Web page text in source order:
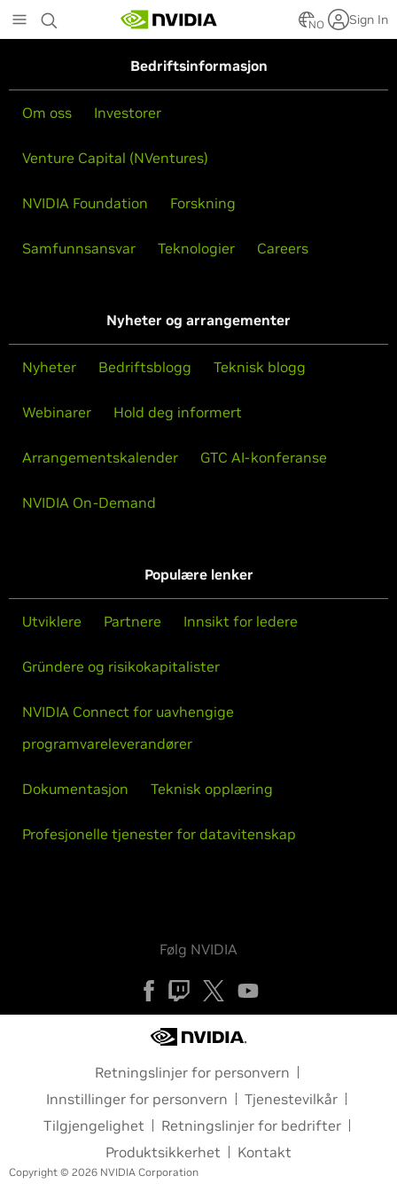
to
main
NO Sign In
Bedriftsinformasjon
Om oss Investorer
Venture Capital (NVentures)
NVIDIA Foundation Forskning
Samfunnsansvar Teknologier Careers
Nyheter og arrangementer
Nyheter Bedriftsblogg Teknisk blogg
Webinarer Hold deg informert
Arrangementskalender GTC AI-konferanse
NVIDIA On-Demand
Populære lenker
Utviklere Partnere Innsikt for ledere
Gründere og risikokapitalister
NVIDIA Connect for uavhengige
programvareleverandører
Dokumentasjon Teknisk opplæring
Profesjonelle tjenester for datavitenskap
Følg NVIDIA
Retningslinjer for personvern
Innstillinger for personvern
Tjenestevilkår
Tilgjengelighet
Retningslinjer for bedrifter
Produktsikkerhet
Kontakt
Copyright © 2026 NVIDIA Corporation